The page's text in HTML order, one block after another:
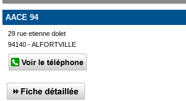
AACE 94
29 rue etienne dolet
94140 - ALFORTVILLE